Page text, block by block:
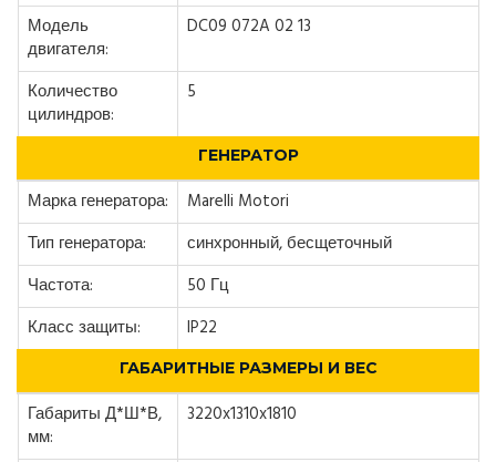
Модель
двигателя:
DC09 072A 02 13
Количество
цилиндров:
5
ГЕНЕРАТОР
Марка генератора:
Marelli Motori
Тип генератора:
синхронный, бесщеточный
Частота:
50 Гц
Класс защиты:
IP22
ГАБАРИТНЫЕ РАЗМЕРЫ И ВЕС
Габариты Д*Ш*В,
мм:
3220x1310x1810